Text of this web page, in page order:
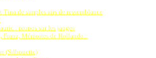
Tina de simples airs de ressemblance
: propos sur les jauges
Franz, Mémoires de Hollande...
(Silhouette)